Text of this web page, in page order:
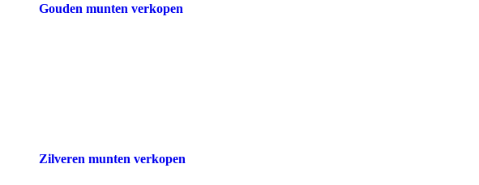
Gouden munten verkopen
Zilveren munten verkopen